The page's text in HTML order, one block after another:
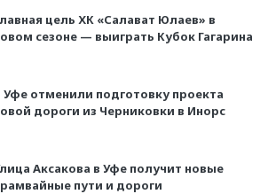
цель ХК «Салават Юлаев» в
сезоне — выиграть Кубок Гагарина
Уфе отменили подготовку проекта
дороги из Черниковки в Инорс
Аксакова в Уфе получит новые
пути и дороги